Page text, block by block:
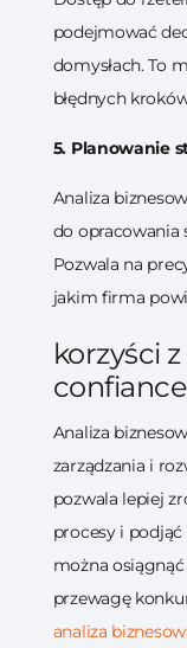
podejmować
domysłach. To
błędnych
5. Planowanie
Analiza
do
Pozwala na
jakim firma
korzyści
confiance
Analiza
zarządzania i
pozwala lepiej
procesy i
można
przewagę
analiza